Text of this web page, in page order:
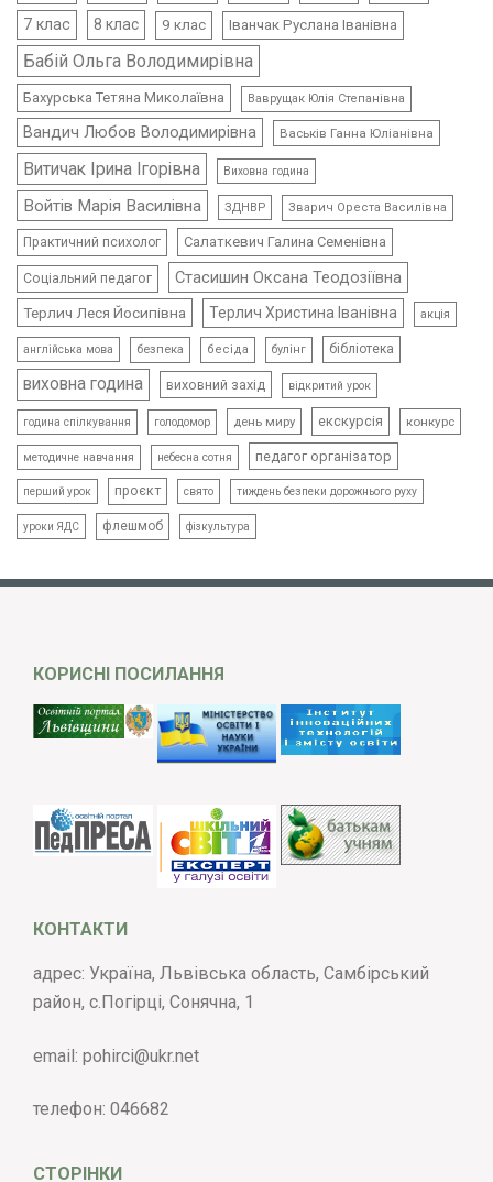
7 клас 8 клас 9 клас Іванчак Руслана Іванівна
Бабій Ольга Володимирівна
Бахурська Тетяна Миколаївна Ваврущак Юлія Степанівна
Вандич Любов Володимирівна Васьків Ганна Юліанівна
Витичак Ірина Ігорівна Виховна година
Войтів Марія Василівна ЗДНВР Зварич Ореста Василівна
Практичний психолог Салаткевич Галина Семенівна
Соціальний педагог Стасишин Оксана Теодозіївна
Терлич Леся Йосипівна Терлич Христина Іванівна акція
англійська мова безпека бесіда булінг бібліотека
виховна година виховний захід відкритий урок
година спілкування голодомор день миру екскурсія конкурс
методичне навчання небесна сотня педагог організатор
перший урок проєкт свято тиждень безпеки дорожнього руху
уроки ЯДС флешмоб фізкультура
КОРИСНІ ПОСИЛАННЯ
КОНТАКТИ
адрес: Україна, Львівська область, Самбірський
район, с.Погірці, Сонячна, 1
email: pohirci@ukr.net
телефон: 046682
СТОРІНКИ